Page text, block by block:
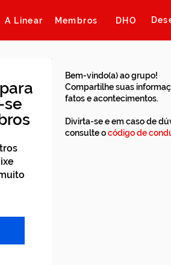
A Linear Membros DHO
Bem-vindo(a) ao grupo!
Compartilhe suas
fatos e acontecimentos.
Divirta-se e em caso de
consulte ocódigo de